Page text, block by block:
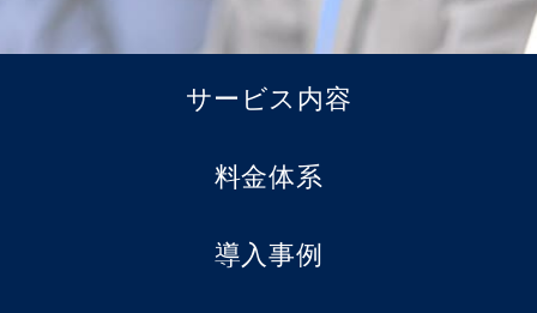
サービス内容
料金体系
導入事例